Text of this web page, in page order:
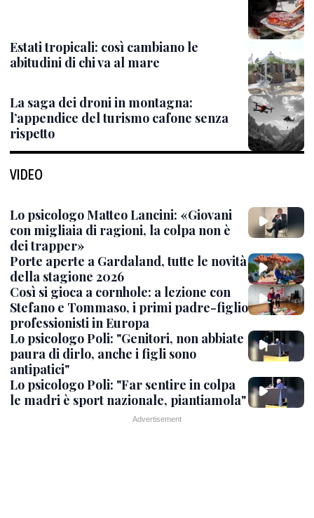
Estati tropicali: così cambiano le
abitudini di chi va al mare
La saga dei droni in montagna:
l’appendice del turismo cafone senza
rispetto
VIDEO
Lo psicologo Matteo Lancini: «Giovani
con migliaia di ragioni, la colpa non è
dei trapper»
Porte aperte a Gardaland, tutte le novità
della stagione 2026
Così si gioca a cornhole: a lezione con
Stefano e Tommaso, i primi padre-figlio
professionisti in Europa
Lo psicologo Poli: "Genitori, non abbiate
paura di dirlo, anche i figli sono
antipatici"
Lo psicologo Poli: "Far sentire in colpa
le madri è sport nazionale, piantiamola"